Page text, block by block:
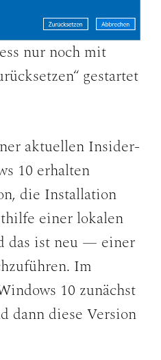
nur noch mit
gestartet
aktuellen Insider-
10 erhalten
die Installation
einer lokalen
das ist neu — einer
Im
10 zunächst
dann diese Version